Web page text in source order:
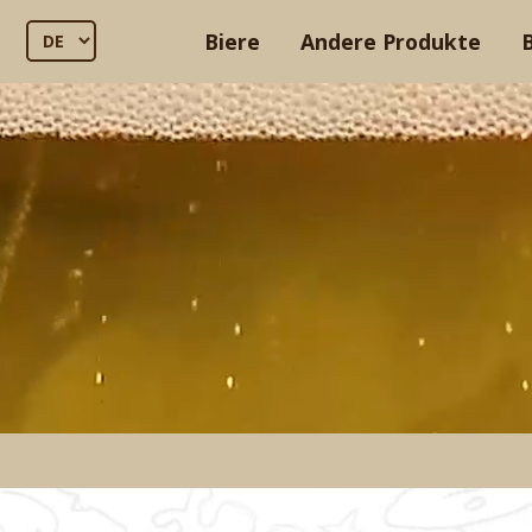
Biere Andere Produkte